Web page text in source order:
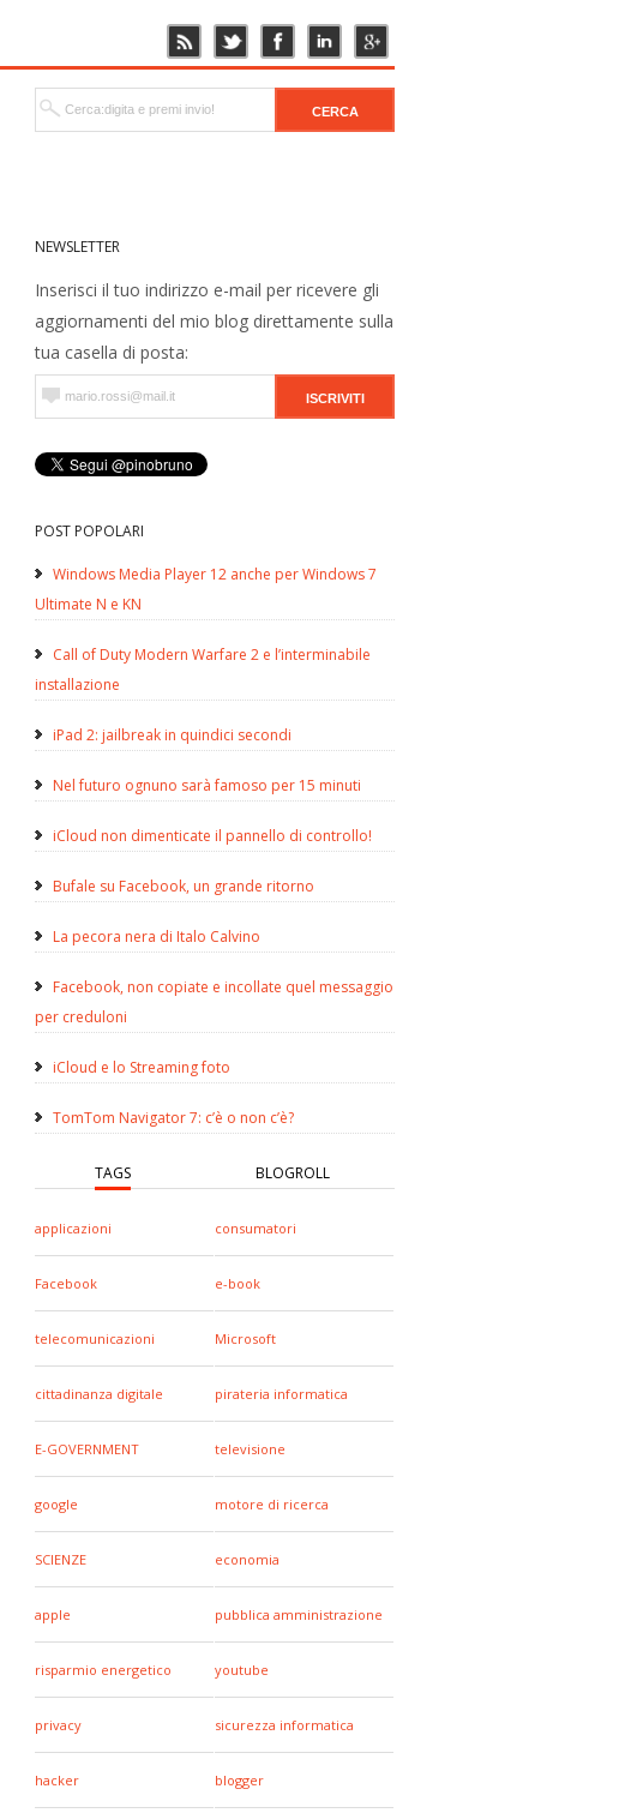
NEWSLETTER
Inserisci il tuo indirizzo e-mail per ricevere gli
aggiornamenti del mio blog direttamente sulla
tua casella di posta:
POST POPOLARI
Windows Media Player 12 anche per Windows 7
Ultimate N e KN
Call of Duty Modern Warfare 2 e l’interminabile
installazione
iPad 2: jailbreak in quindici secondi
Nel futuro ognuno sarà famoso per 15 minuti
iCloud non dimenticate il pannello di controllo!
Bufale su Facebook, un grande ritorno
La pecora nera di Italo Calvino
Facebook, non copiate e incollate quel messaggio
per creduloni
iCloud e lo Streaming foto
TomTom Navigator 7: c’è o non c’è?
TAGS BLOGROLL
applicazioni consumatori
Facebook e-book
telecomunicazioni Microsoft
cittadinanza digitale pirateria informatica
E-GOVERNMENT televisione
google motore di ricerca
SCIENZE economia
apple pubblica amministrazione
risparmio energetico youtube
privacy sicurezza informatica
hacker blogger